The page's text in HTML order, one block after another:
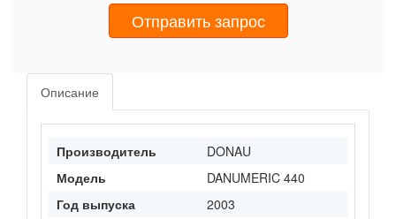
Отправить запрос
Описание
Производитель
DONAU
Модель
DANUMERIC 440
Год выпуска
2003